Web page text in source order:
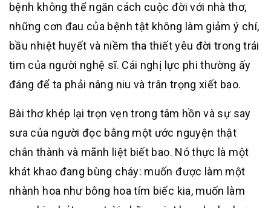
bệnh không thể ngăn cách cuộc đời với nhà thơ,
những cơn đau của bệnh tật không làm giảm ý chí,
bầu nhiệt huyết và niềm tha thiết yêu đời trong trái
tim của người nghệ sĩ. Cái nghị lực phi thường ấy
đáng để ta phải nâng niu và trân trọng xiết bao.
Bài thơ khép lại trọn vẹn trong tâm hồn và sự say
sưa của người đọc bằng một ước nguyện thật
chân thành và mãnh liệt biết bao. Nó thực là một
khát khao đang bùng cháy: muốn được làm một
nhành hoa như bông hoa tím biếc kia, muốn làm